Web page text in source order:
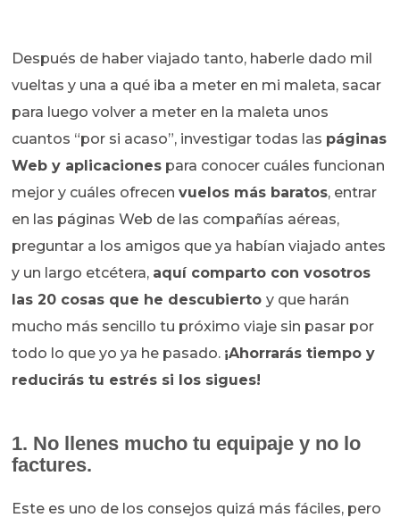
Después de haber viajado tanto, haberle dado mil
vueltas y una a qué iba a meter en mi maleta, sacar
para luego volver a meter en la maleta unos
cuantos “por si acaso”, investigar todas las páginas
Web y aplicaciones para conocer cuáles funcionan
mejor y cuáles ofrecenvuelos más baratos, entrar
en las páginas Web de las compañías aéreas,
preguntar a los amigos que ya habían viajado antes
y un largo etcétera, aquí comparto con vosotros
las 20 cosas que he descubiertoy que harán
mucho más sencillo tu próximo viaje sin pasar por
todo lo que yo ya he pasado. ¡Ahorrarás tiempo y
reducirás tu estrés si los sigues!
1. No llenes mucho tu equipaje y no lo
factures.
Este es uno de los consejos quizá más fáciles, pero